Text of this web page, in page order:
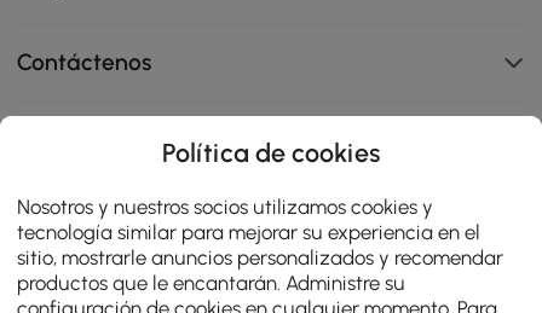
Contáctenos
4.8
star
rating
OPINIONES CERTIFICADAS
Política de cookies
Nosotros y nuestros socios utilizamos cookies y
tecnología similar para mejorar su experiencia en el
sitio, mostrarle anuncios personalizados y recomendar
productos que le encantarán. Administre su
configuración de cookies en cualquier momento. Para